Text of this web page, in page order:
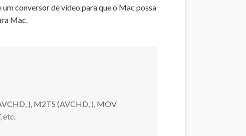
conversor de vídeo para que o Mac possa
Mac.
), M2TS (AVCHD, ), MOV
etc.